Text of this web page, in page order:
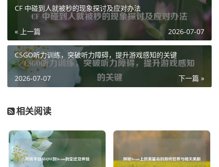
上的一盏明灯，让新手们越来越自信，越来越熟练地掌握游
戏技巧。
而对于高手来说,无限对局则是他们追求更高境界的战场，他
们不再满足于简单的胜利，而是渴望在每一局中都能挑战自
我，突破极限，高手们凭借着敏锐的洞察力和精湛的操作技
巧，在无限对局中上演着一幕幕精彩绝伦的战斗，他们精准
地预判敌人的走位，冷静地应对各种突发情况，带领团队走
的表现，向着 CSGO 竞技的巅峰不断攀登。
无限对局的魅力还体现在其丰富多样的战术策略上,由于对局
没有固定模式，玩家们可以根据不同的对手和局势，灵活地
制定战术，可以选择激进的冲锋战术，以强大的火力迅速撕
CF 中碰到人就被秒的现象探讨及应对办法
« 上一篇 2026-07-07
CSGO听力训练，突破听力障碍，提升游戏感知的关键
下一篇 »
2026-07-07
相关阅读